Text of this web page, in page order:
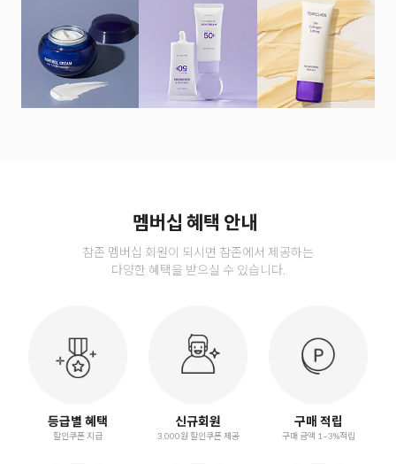
멤버십 혜택 안내
참존 멤버십 회원이 되시면 참존에서 제공하는
다양한 혜택을 받으실 수 있습니다.
등급별 혜택
할인쿠폰 지급
신규회원
3,000원 할인쿠폰 제공
구매 적립
구매 금액 1~3%적립